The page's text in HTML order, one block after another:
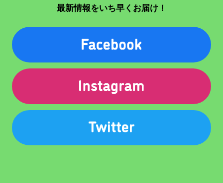
最新情報をいち早くお届け！